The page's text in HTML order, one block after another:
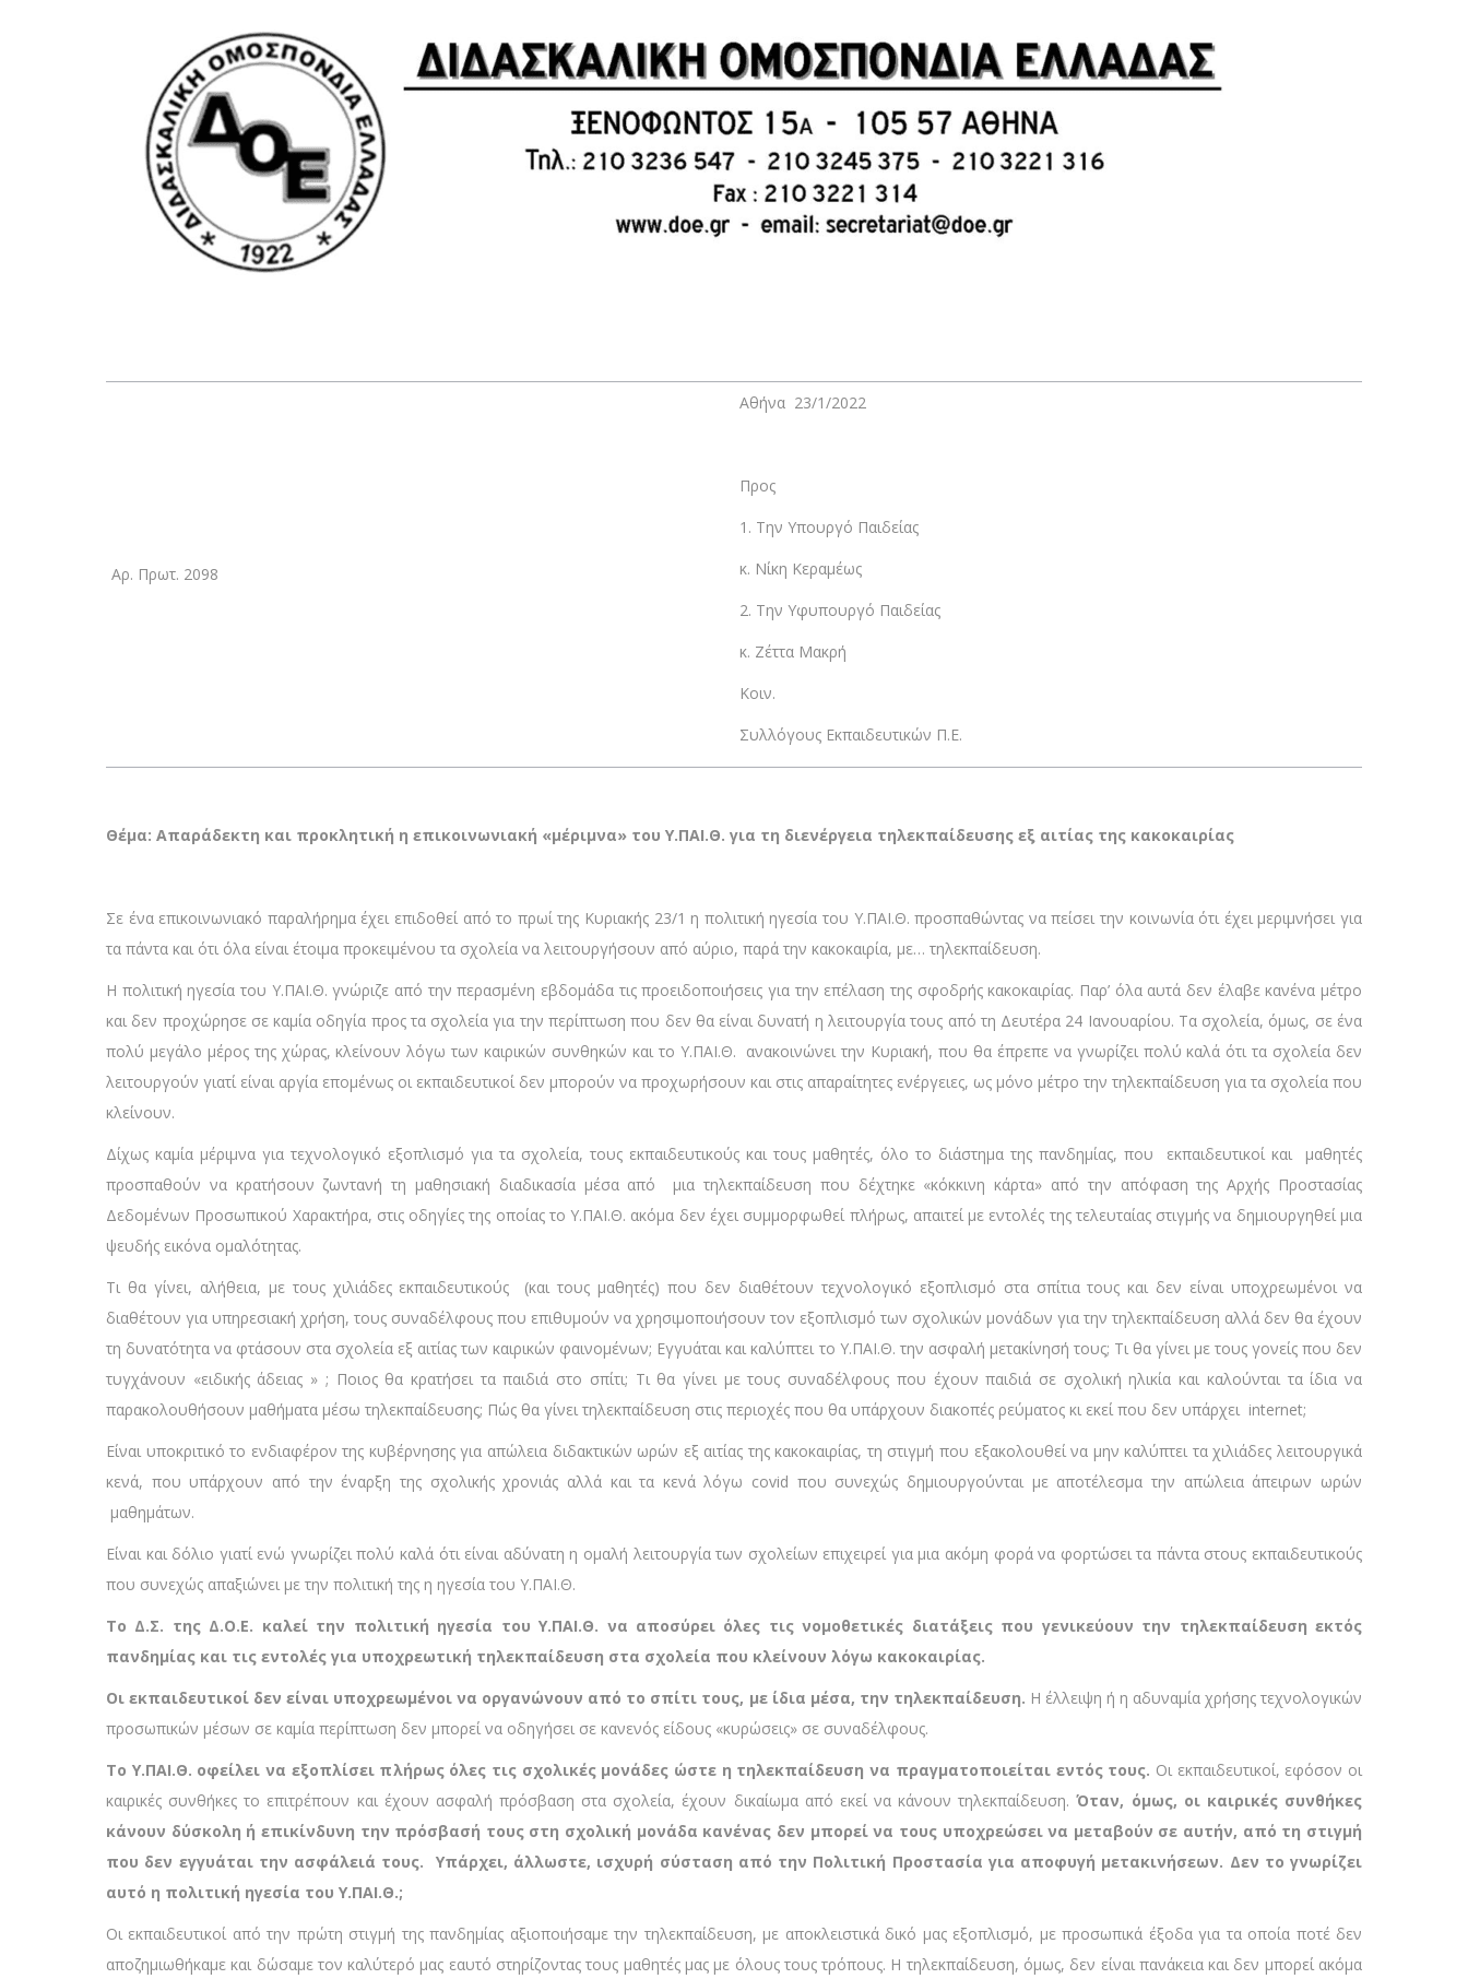
Αρ. Πρωτ. 2098
Αθήνα 23/1/2022
Προς
1. Την Υπουργό Παιδείας
κ. Νίκη Κεραμέως
2. Την Υφυπουργό Παιδείας
κ. Ζέττα Μακρή
Κοιν.
Συλλόγους Εκπαιδευτικών Π.Ε.
Θέμα: Απαράδεκτη και προκλητική η επικοινωνιακή «μέριμνα» του Υ.ΠΑΙ.Θ. για τη διενέργεια τηλεκπαίδευσης εξ αιτίας της κακοκαιρίας
Σε ένα επικοινωνιακό παραλήρημα έχει επιδοθεί από το πρωί της Κυριακής 23/1 η πολιτική ηγεσία του Υ.ΠΑΙ.Θ. προσπαθώντας να πείσει την κοινωνία ότι έχει μεριμνήσει για
τα πάντα και ότι όλα είναι έτοιμα προκειμένου τα σχολεία να λειτουργήσουν από αύριο, παρά την κακοκαιρία, με… τηλεκπαίδευση.
Η πολιτική ηγεσία του Υ.ΠΑΙ.Θ. γνώριζε από την περασμένη εβδομάδα τις προειδοποιήσεις για την επέλαση της σφοδρής κακοκαιρίας. Παρ’ όλα αυτά δεν έλαβε κανένα μέτρο
και δεν προχώρησε σε καμία οδηγία προς τα σχολεία για την περίπτωση που δεν θα είναι δυνατή η λειτουργία τους από τη Δευτέρα 24 Ιανουαρίου. Τα σχολεία, όμως, σε ένα
πολύ μεγάλο μέρος της χώρας, κλείνουν λόγω των καιρικών συνθηκών και το Υ.ΠΑΙ.Θ. ανακοινώνει την Κυριακή, που θα έπρεπε να γνωρίζει πολύ καλά ότι τα σχολεία δεν
λειτουργούν γιατί είναι αργία επομένως οι εκπαιδευτικοί δεν μπορούν να προχωρήσουν και στις απαραίτητες ενέργειες, ως μόνο μέτρο την τηλεκπαίδευση για τα σχολεία που
κλείνουν.
Δίχως καμία μέριμνα για τεχνολογικό εξοπλισμό για τα σχολεία, τους εκπαιδευτικούς και τους μαθητές, όλο το διάστημα της πανδημίας, που εκπαιδευτικοί και μαθητές
προσπαθούν να κρατήσουν ζωντανή τη μαθησιακή διαδικασία μέσα από μια τηλεκπαίδευση που δέχτηκε «κόκκινη κάρτα» από την απόφαση της Αρχής Προστασίας
Δεδομένων Προσωπικού Χαρακτήρα, στις οδηγίες της οποίας το Υ.ΠΑΙ.Θ. ακόμα δεν έχει συμμορφωθεί πλήρως, απαιτεί με εντολές της τελευταίας στιγμής να δημιουργηθεί μια
ψευδής εικόνα ομαλότητας.
Τι θα γίνει, αλήθεια, με τους χιλιάδες εκπαιδευτικούς (και τους μαθητές) που δεν διαθέτουν τεχνολογικό εξοπλισμό στα σπίτια τους και δεν είναι υποχρεωμένοι να
διαθέτουν για υπηρεσιακή χρήση, τους συναδέλφους που επιθυμούν να χρησιμοποιήσουν τον εξοπλισμό των σχολικών μονάδων για την τηλεκπαίδευση αλλά δεν θα έχουν
τη δυνατότητα να φτάσουν στα σχολεία εξ αιτίας των καιρικών φαινομένων; Εγγυάται και καλύπτει το Υ.ΠΑΙ.Θ. την ασφαλή μετακίνησή τους; Τι θα γίνει με τους γονείς που δεν
τυγχάνουν «ειδικής άδειας » ; Ποιος θα κρατήσει τα παιδιά στο σπίτι; Τι θα γίνει με τους συναδέλφους που έχουν παιδιά σε σχολική ηλικία και καλούνται τα ίδια να
παρακολουθήσουν μαθήματα μέσω τηλεκπαίδευσης; Πώς θα γίνει τηλεκπαίδευση στις περιοχές που θα υπάρχουν διακοπές ρεύματος κι εκεί που δεν υπάρχει internet;
Είναι υποκριτικό το ενδιαφέρον της κυβέρνησης για απώλεια διδακτικών ωρών εξ αιτίας της κακοκαιρίας, τη στιγμή που εξακολουθεί να μην καλύπτει τα χιλιάδες λειτουργικά
κενά, που υπάρχουν από την έναρξη της σχολικής χρονιάς αλλά και τα κενά λόγω covid που συνεχώς δημιουργούνται με αποτέλεσμα την απώλεια άπειρων ωρών
μαθημάτων.
Είναι και δόλιο γιατί ενώ γνωρίζει πολύ καλά ότι είναι αδύνατη η ομαλή λειτουργία των σχολείων επιχειρεί για μια ακόμη φορά να φορτώσει τα πάντα στους εκπαιδευτικούς
που συνεχώς απαξιώνει με την πολιτική της η ηγεσία του Υ.ΠΑΙ.Θ.
Το Δ.Σ. της Δ.Ο.Ε. καλεί την πολιτική ηγεσία του Υ.ΠΑΙ.Θ. να αποσύρει όλες τις νομοθετικές διατάξεις που γενικεύουν την τηλεκπαίδευση εκτός
πανδημίας και τις εντολές για υποχρεωτική τηλεκπαίδευση στα σχολεία που κλείνουν λόγω κακοκαιρίας.
Οι εκπαιδευτικοί δεν είναι υποχρεωμένοι να οργανώνουν από το σπίτι τους, με ίδια μέσα, την τηλεκπαίδευση. Η έλλειψη ή η αδυναμία χρήσης τεχνολογικών
προσωπικών μέσων σε καμία περίπτωση δεν μπορεί να οδηγήσει σε κανενός είδους «κυρώσεις» σε συναδέλφους.
Το Υ.ΠΑΙ.Θ. οφείλει να εξοπλίσει πλήρως όλες τις σχολικές μονάδες ώστε η τηλεκπαίδευση να πραγματοποιείται εντός τους. Οι εκπαιδευτικοί, εφόσον οι
καιρικές συνθήκες το επιτρέπουν και έχουν ασφαλή πρόσβαση στα σχολεία, έχουν δικαίωμα από εκεί να κάνουν τηλεκπαίδευση.Όταν, όμως, οι καιρικές συνθήκες
κάνουν δύσκολη ή επικίνδυνη την πρόσβασή τους στη σχολική μονάδα κανένας δεν μπορεί να τους υποχρεώσει να μεταβούν σε αυτήν, από τη στιγμή
που δεν εγγυάται την ασφάλειά τους. Υπάρχει, άλλωστε, ισχυρή σύσταση από την Πολιτική Προστασία για αποφυγή μετακινήσεων. Δεν το γνωρίζει
αυτό η πολιτική ηγεσία του Υ.ΠΑΙ.Θ.;
Οι εκπαιδευτικοί από την πρώτη στιγμή της πανδημίας αξιοποιήσαμε την τηλεκπαίδευση, με αποκλειστικά δικό μας εξοπλισμό, με προσωπικά έξοδα για τα οποία ποτέ δεν
αποζημιωθήκαμε και δώσαμε τον καλύτερό μας εαυτό στηρίζοντας τους μαθητές μας με όλους τους τρόπους. Η τηλεκπαίδευση, όμως, δεν είναι πανάκεια και δεν μπορεί ακόμα